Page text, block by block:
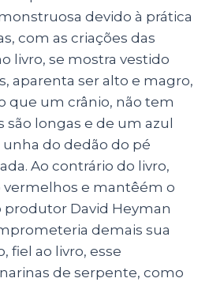
devido à prática
com as criações das
livro, se mostra vestido
aparenta ser alto e magro,
que um crânio, não tem
longas e de um azul
do dedão do pé
Ao contrário do livro,
vermelhos e mantêém o
produtor David Heyman
demais sua
fiel ao livro, esse
de serpente, como